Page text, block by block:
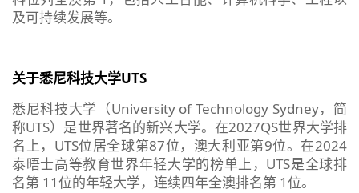
及可持续发展等。
关于悉尼科技大学UTS
悉尼科技大学（University of Technology Sydney，简
称UTS）是世界著名的新兴大学。在2027QS世界大学排
名上，UTS位居全球第87位，澳大利亚第9位。在2024
泰晤士高等教育世界年轻大学的榜单上，UTS是全球排
名第 11位的年轻大学，连续四年全澳排名第 1位。